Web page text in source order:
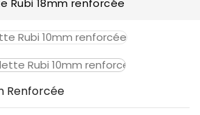
Rubi 18mm renforcée
Renforcée